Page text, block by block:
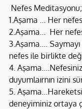
Nefes Meditasyonu;
1.Aşama ... Her
2.Aşama...  Her
3.Aşama....
nefes ile birlikte
4.
duyumlaırnın izini
5.
deneyiminiz ortaya